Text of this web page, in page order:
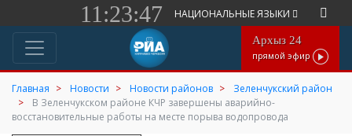
11:23:47 НАЦИОНАЛЬНЫЕ ЯЗЫКИ
Архыз 24
прямой эфир
Главная Новости Новости районов
Зеленчукский район
В Зеленчукском районе КЧР завершены аварийно-
восстановительные работы на месте порыва водопровода